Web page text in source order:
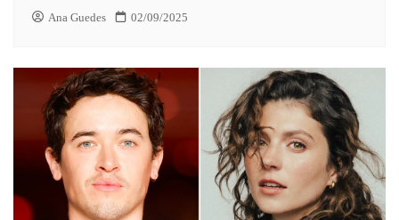
Ana Guedes 02/09/2025